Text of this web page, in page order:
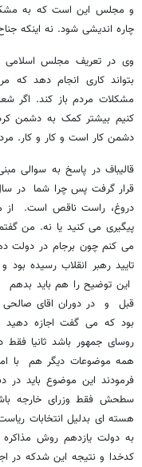
و مجلس این است که به
چاره اندیشی شود. نه اینکه
وی در تعریف مجلس
بتواند کاری انجام دهد که
مشکلات مردم باز کند. اگر
کنیم بیشتر کمک به دشمن
دشمن کار است و کار و کار.
قالیباف در پاسخ به سوالی
دروغ، راست ناقص است. از من
پیگیری می کنید یا نه. من
می کنم چون برجام در دولت
تایید رهبر انقلاب رسیده
این توضیح را هم باید بدهم
قبل و در دوران اقای
بود که می گفت اجازه دهید
روسای جمهور باشد ثانیا
همه موضوعات دیگر هم با
فرمودند این موضوع باید در
سطحش فقط وزرای خارجه
هسته ای بدلیل انتخابات
به دولت یازدهم روش
کدخدا و نتیجه این شدکه در